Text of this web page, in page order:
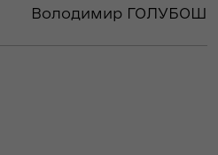
Володимир ГОЛУБОШ